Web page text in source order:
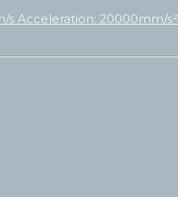
s Acceleration: 20000mm/s²